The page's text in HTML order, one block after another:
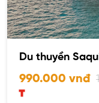
Du thuyền
990.000 vnđ
T